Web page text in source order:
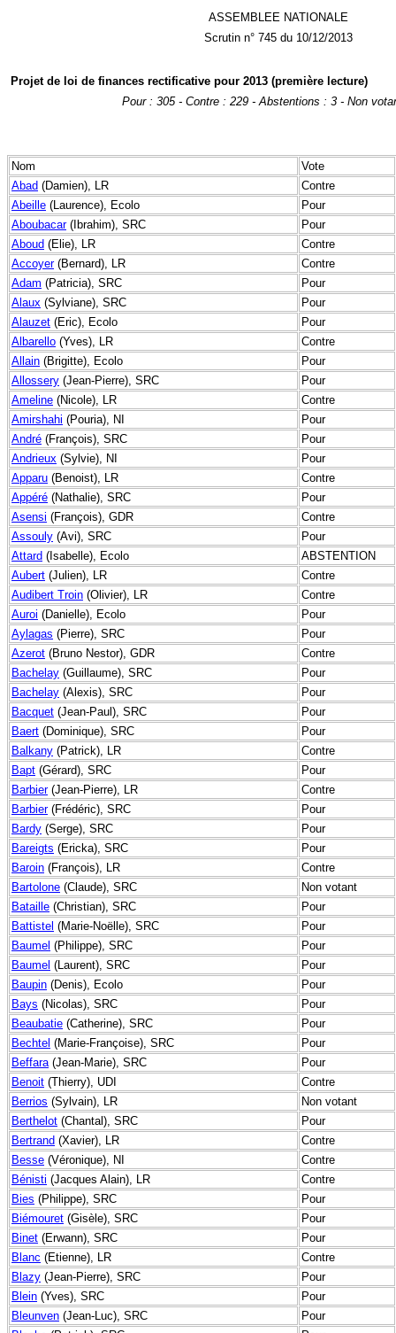
ASSEMBLEE NATIONALE
Scrutin n° 745 du 10/12/2013
Projet de loi de finances rectificative pour 2013 (première lecture)
Pour : 305 - Contre : 229 - Abstentions : 3 - Non
Nom
Vote
Abad (Damien), LR
Contre
Abeille (Laurence), Ecolo
Pour
Aboubacar(Ibrahim), SRC
Pour
Aboud (Elie), LR
Contre
Accoyer(Bernard), LR
Contre
Adam (Patricia), SRC
Pour
Alaux (Sylviane), SRC
Pour
Alauzet (Eric), Ecolo
Pour
Albarello (Yves), LR
Contre
Allain (Brigitte), Ecolo
Pour
Allossery (Jean-Pierre), SRC
Pour
Ameline (Nicole), LR
Contre
Amirshahi (Pouria), NI
Pour
André (François), SRC
Pour
Andrieux (Sylvie), NI
Pour
Apparu (Benoist), LR
Contre
Appéré (Nathalie), SRC
Pour
Asensi (François), GDR
Contre
Assouly (Avi), SRC
Pour
Attard (Isabelle), Ecolo
ABSTENTION
Aubert (Julien), LR
Contre
Audibert Troin (Olivier), LR
Contre
Auroi (Danielle), Ecolo
Pour
Aylagas (Pierre), SRC
Pour
Azerot (Bruno Nestor), GDR
Contre
Bachelay (Guillaume), SRC
Pour
Bachelay (Alexis), SRC
Pour
Bacquet (Jean-Paul), SRC
Pour
Baert (Dominique), SRC
Pour
Balkany (Patrick), LR
Contre
Bapt (Gérard), SRC
Pour
Barbier(Jean-Pierre), LR
Contre
Barbier(Frédéric), SRC
Pour
Bardy (Serge), SRC
Pour
Bareigts (Ericka), SRC
Pour
Baroin (François), LR
Contre
Bartolone (Claude), SRC
Non votant
Bataille (Christian), SRC
Pour
Battistel (Marie-Noëlle), SRC
Pour
Baumel (Philippe), SRC
Pour
Baumel (Laurent), SRC
Pour
Baupin (Denis), Ecolo
Pour
Bays (Nicolas), SRC
Pour
Beaubatie (Catherine), SRC
Pour
Bechtel (Marie-Françoise), SRC
Pour
Beffara(Jean-Marie), SRC
Pour
Benoit (Thierry), UDI
Contre
Berrios (Sylvain), LR
Non votant
Berthelot (Chantal), SRC
Pour
Bertrand (Xavier), LR
Contre
Besse (Véronique), NI
Contre
Bénisti (Jacques Alain), LR
Contre
Bies (Philippe), SRC
Pour
Biémouret (Gisèle), SRC
Pour
Binet (Erwann), SRC
Pour
Blanc (Etienne), LR
Contre
Blazy (Jean-Pierre), SRC
Pour
Blein (Yves), SRC
Pour
Bleunven (Jean-Luc), SRC
Pour